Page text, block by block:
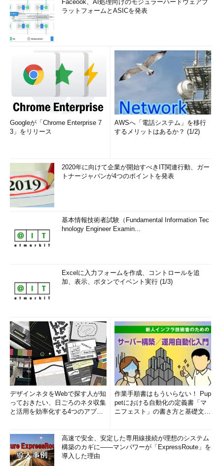
Faceook、AI処理向けのモジュラーハードウェアプ
ラットフォームとASICを発表
Googleが「Chrome Enterprise 7
3」をリリース
AWSへ「電話システム」を移行
するメリットはあるか？ (1/2)
2020年に向けて企業が開始すべきIT関連行動、ガー
トナージャパンが4つのポイントを発表
基本情報技術者試験（Fundamental Information Tec
hnology Engineer Examin...
Excelに入力フォームを作成、コントロールを追
加、表示、ボタンでイベント実行 (1/3)
デザインネタをWebで探す人が知
っておきたい、日ごろのネタ収集
と活用を効率化する4つのアプリ
作業手順書はもういらない！ Pup
petにおける自動化の定義書「マ
ニフェスト」の書き方と基礎文法
高速で安全、安定した専用線接続が理想のシステム
構築のカギに――マンパワーが「ExpressRoute」を
導入した理由